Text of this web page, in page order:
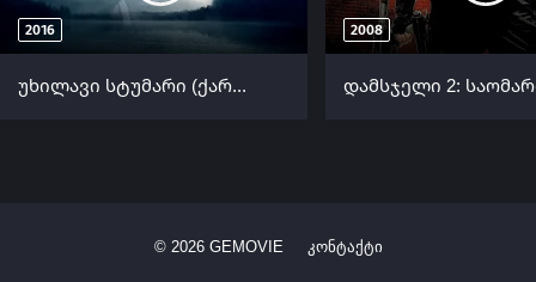
2016
უხილავი სტუმარი (ქართულად) / The Invisible Guest (Contratiempo) (Uxilavi Stumari Qartulad) ქართულად 2016
2008
© 2026GEMOVIE კონტაქტი